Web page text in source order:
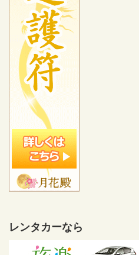
レンタカーなら